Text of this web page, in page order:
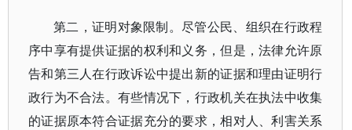
第二，证明对象限制。尽管公民、组织在行政程
序中享有提供证据的权利和义务，但是，法律允许原
告和第三人在行政诉讼中提出新的证据和理由证明行
政行为不合法。有些情况下，行政机关在执法中收集
的证据原本符合证据充分的要求，相对人、利害关系